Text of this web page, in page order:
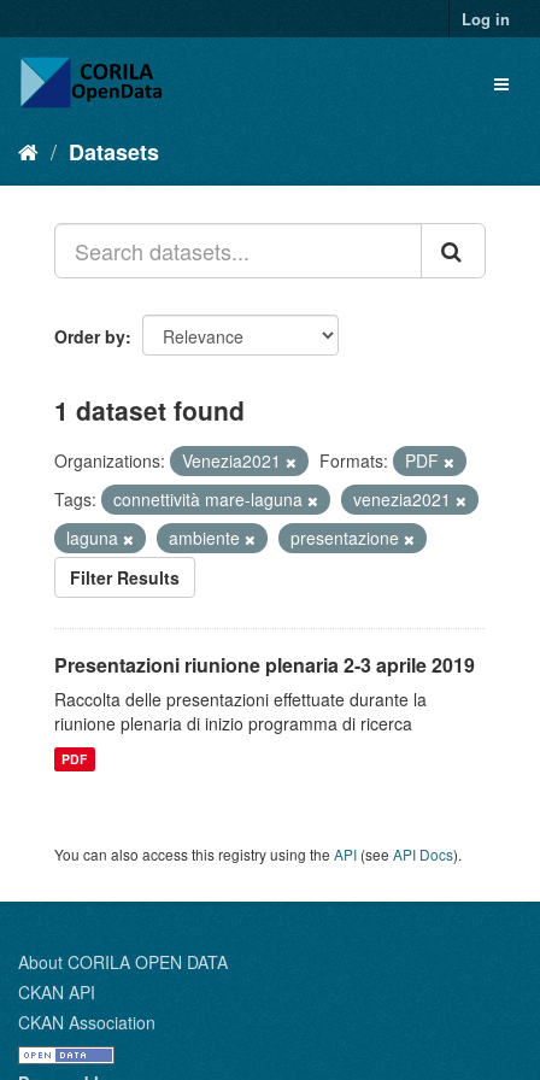
Log in
Datasets
Order by
1 dataset found
Organizations: Venezia2021 Formats:
PDF
Tags:
connettività mare-laguna
venezia2021
laguna
ambiente
presentazione
Filter Results
Presentazioni riunione plenaria 2-3 aprile 2019
Raccolta delle presentazioni effettuate durante la
riunione plenaria di inizio programma di ricerca
PDF
You can also access this registry using the API (see API Docs).
About CORILA OPEN DATA
CKAN API
CKAN Association